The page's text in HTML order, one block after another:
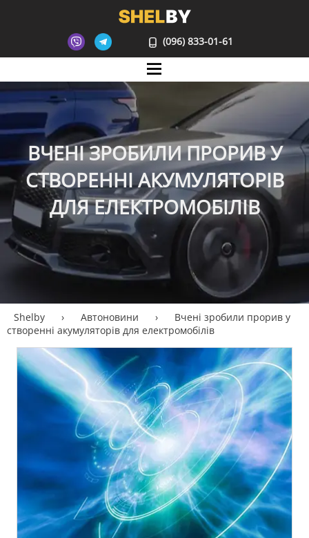
(096) 833-01-61
Mane
ВЧЕНІ ЗРОБИЛИ ПРОРИВ У
СТВОРЕННІ АКУМУЛЯТОРІВ
ДЛЯ ЕЛЕКТРОМОБІЛІВ
Shelby › Автоновини ›
Вчені зробили прорив у
створенні акумуляторів для електромобілів